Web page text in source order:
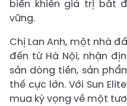
biển khiến giá trị bất
vững.
Chị Lan Anh, một nhà
đến từ Hà Nội, nhận
sản dòng tiền, sản
thế cực lớn. Với Sun
mua kỳ vọng về một